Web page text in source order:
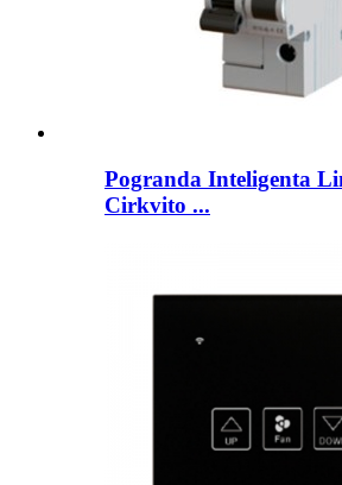
Pogranda Inteligenta
Cirkvito ...